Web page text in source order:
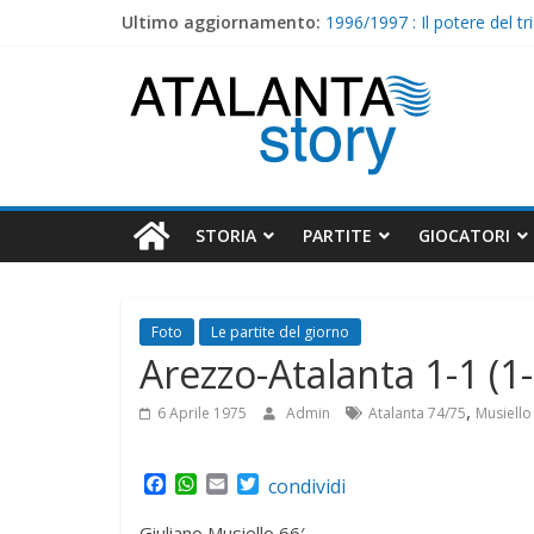
Ultimo aggiornamento: 1996/1997 : Il potere del
1998/1999 : Cristiano Doni
I nostri ritiri – 1996/1997
1997/1998 : Caccia e
Atalanta
STORIA PARTITE GIOCATORI
Foto Le partite del giorno
Arezzo-Atalanta 1-1
6 Aprile 1975 Admin Atalanta 74/75, Musiello
c
W
a
E
a
T
i
condividi